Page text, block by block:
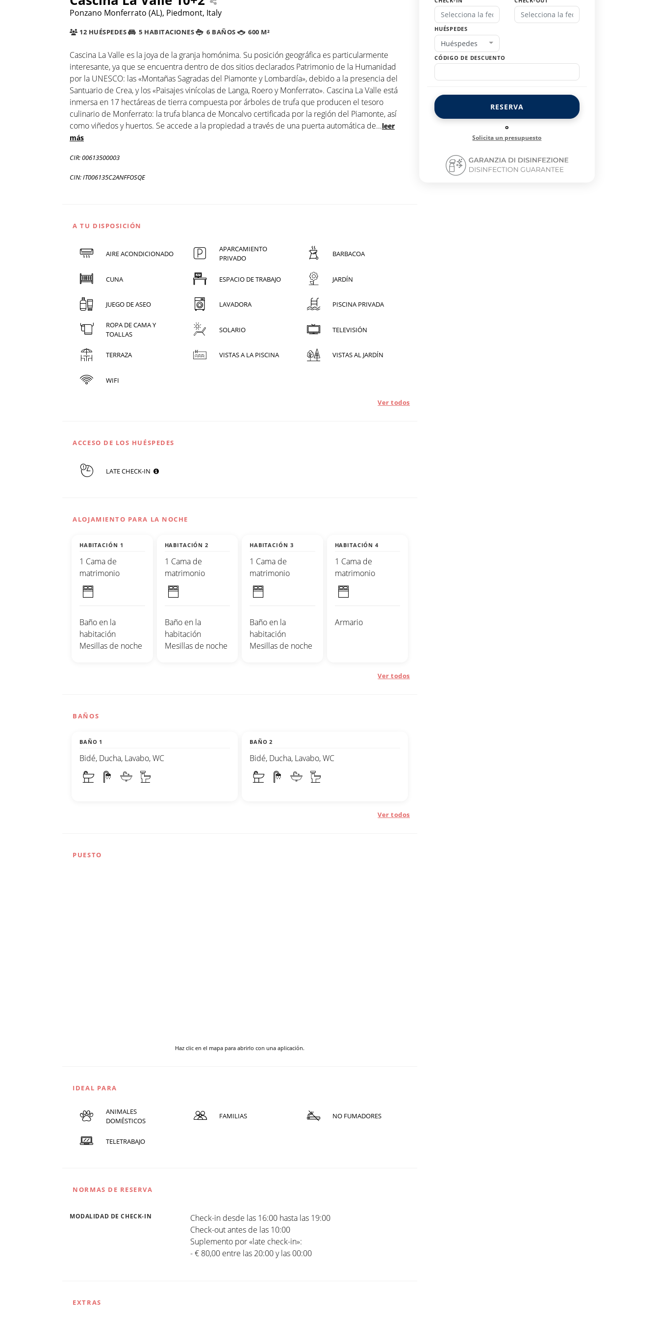
Ponzano Monferrato (AL), Piedmont, Italy
12 HUÉSPEDES 5 HABITACIONES 6 BAÑOS 600 M²
Cascina La Valle es la joya de la granja homónima. Su posición geográfica es particularmente
interesante, ya que se encuentra dentro de dos sitios declarados Patrimonio de la Humanidad
por la UNESCO: las «Montañas Sagradas del Piamonte y Lombardía», debido a la presencia del
Santuario de Crea, y los «Paisajes vinícolas de Langa, Roero y Monferrato». Cascina La Valle está
inmersa en 17 hectáreas de tierra compuesta por árboles de trufa que producen el tesoro
culinario de Monferrato: la trufa blanca de Moncalvo certificada por la región del Piamonte, así
como viñedos y huertos. Se accede a la propiedad a través de una puerta automática de...leer
más
CIR: 00613500003
CIN: IT006135C2ANFFOSQE
A TU DISPOSICIÓN
AIRE ACONDICIONADO
APARCAMIENTO
PRIVADO
BARBACOA
CUNA ESPACIO DE TRABAJO JARDÍN
JUEGO DE ASEO LAVADORA PISCINA PRIVADA
ROPA DE CAMA Y
TOALLAS
SOLARIO TELEVISIÓN
TERRAZA VISTAS A LA PISCINA VISTAS AL JARDÍN
WIFI
Ver todos
ACCESO DE LOS HUÉSPEDES
LATE CHECK-IN
ALOJAMIENTO PARA LA NOCHE
HABITACIÓN 1
1 Cama de
matrimonio
Baño en la
habitación
Mesillas de noche
HABITACIÓN 2
1 Cama de
matrimonio
Baño en la
habitación
Mesillas de noche
HABITACIÓN 3
1 Cama de
matrimonio
Baño en la
habitación
Mesillas de noche
HABITACIÓN 4
1 Cama de
matrimonio
Armario
Ver todos
BAÑOS
BAÑO 1
Bidé, Ducha, Lavabo, WC
BAÑO 2
Bidé, Ducha, Lavabo, WC
Ver todos
PUESTO
Haz clic en el mapa para abrirlo con una aplicación.
IDEAL PARA
ANIMALES
DOMÉSTICOS
FAMILIAS NO FUMADORES
TELETRABAJO
NORMAS DE RESERVA
MODALIDAD DE CHECK-IN
Check-in desde las 16:00 hasta las 19:00
Check-out antes de las 10:00
Suplemento por «late check-in»:
- € 80,00 entre las 20:00 y las 00:00
EXTRAS
HUÉSPEDES
Huéspedes
CÓDIGO DE DESCUENTO
RESERVA
o
Solicita un presupuesto